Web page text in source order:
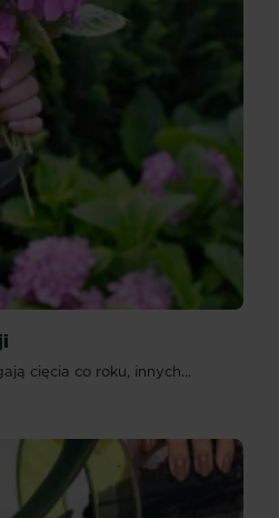
cięcia co roku, innych...